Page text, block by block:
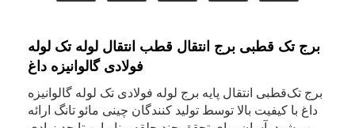
برج تک قطبی برج انتقال قطب انتقال لوله تک لوله
فولادی گالوانیزه داغ
برج تک‌قطبی انتقال پایه برج لوله فولادی تک لوله گالوانیزه
داغ با کیفیت بالا توسط تولید کنندگان چینی مائو تانگ ارائه